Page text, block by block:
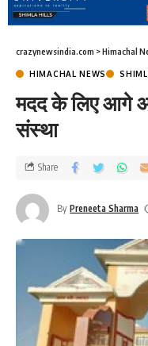
crazynewsindia.com >Himachal
HIMACHAL NEWS
मदद के लिए आगे
संस्था
By Preneeta Sharma
Share